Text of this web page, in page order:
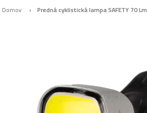
Domov Predná cyklistická lampa SAFETY 70 Lm